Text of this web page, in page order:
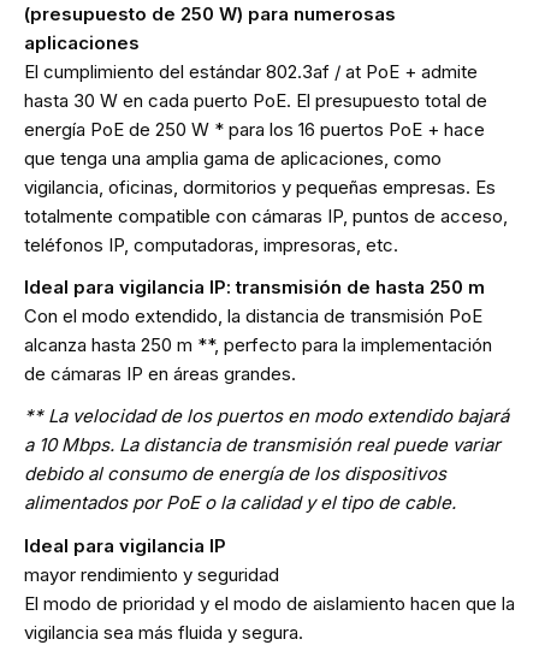
(presupuesto de 250 W) para numerosas
aplicaciones
El cumplimiento del estándar 802.3af / at PoE + admite
hasta 30 W en cada puerto PoE. El presupuesto total de
energía PoE de 250 W * para los 16 puertos PoE + hace
que tenga una amplia gama de aplicaciones, como
vigilancia, oficinas, dormitorios y pequeñas empresas. Es
totalmente compatible con cámaras IP, puntos de acceso,
teléfonos IP, computadoras, impresoras, etc.
Ideal para vigilancia IP: transmisión de hasta 250 m
Con el modo extendido, la distancia de transmisión PoE
alcanza hasta 250 m **, perfecto para la implementación
de cámaras IP en áreas grandes.
** La velocidad de los puertos en modo extendido bajará
a 10 Mbps. La distancia de transmisión real puede variar
debido al consumo de energía de los dispositivos
alimentados por PoE o la calidad y el tipo de cable.
Ideal para vigilancia IP
mayor rendimiento y seguridad
El modo de prioridad y el modo de aislamiento hacen que la
vigilancia sea más fluida y segura.